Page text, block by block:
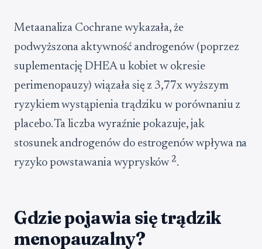
Metaanaliza Cochrane wykazała, że
podwyższona aktywność androgenów (poprzez
suplementację DHEA u kobiet w okresie
perimenopauzy) wiązała się z 3,77x wyższym
ryzykiem wystąpienia trądziku w porównaniu z
placebo. Ta liczba wyraźnie pokazuje, jak
stosunek androgenów do estrogenów wpływa na
ryzyko powstawania wyprysków2.
Gdzie pojawia się trądzik
menopauzalny?